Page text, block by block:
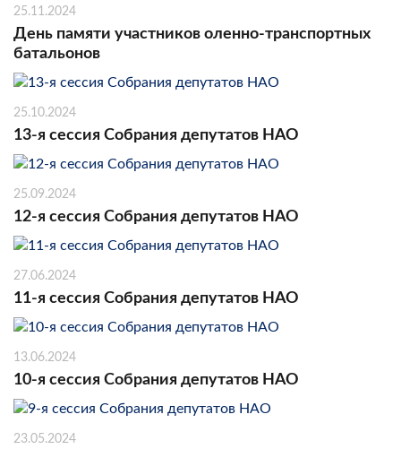
25.11.2024
День памяти участников оленно-транспортных
батальонов
25.10.2024
13-я сессия Собрания депутатов НАО
25.09.2024
12-я сессия Собрания депутатов НАО
27.06.2024
11-я сессия Собрания депутатов НАО
13.06.2024
10-я сессия Собрания депутатов НАО
23.05.2024